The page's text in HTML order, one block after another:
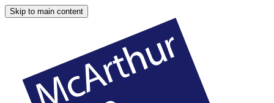
Skip to main content